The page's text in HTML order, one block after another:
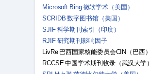
Microsoft Bing 微软学术（美国）
SCRIDB 数字图书馆（美国）
SJIF 科学期刊索引（印度）
RJIF 研究期刊影响因子
LivRe 巴西国家核能委员会CIN（巴西）
RCCSE 中国学术期刊收录（武汉大学）